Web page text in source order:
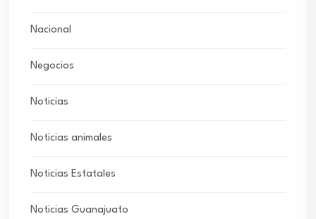
Nacional
Negocios
Noticias
Noticias animales
Noticias Estatales
Noticias Guanajuato